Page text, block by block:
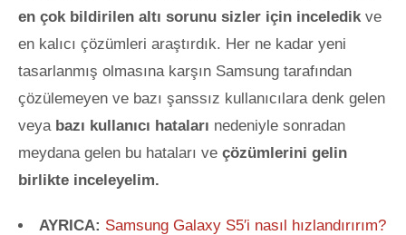
en çok bildirilen altı sorunu sizler için inceledikve
en kalıcı çözümleri araştırdık. Her ne kadar yeni
tasarlanmış olmasına karşın Samsung tarafından
çözülemeyen ve bazı şanssız kullanıcılara denk gelen
veya bazı kullanıcı hataları nedeniyle sonradan
meydana gelen bu hataları ve çözümlerini gelin
birlikte inceleyelim.
AYRICA: Samsung Galaxy S5′i nasıl hızlandırırım?